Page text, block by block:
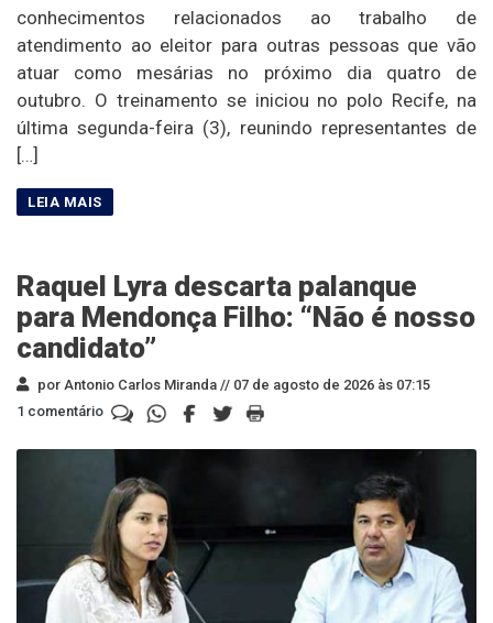
conhecimentos relacionados ao trabalho de
atendimento ao eleitor para outras pessoas que vão
atuar como mesárias no próximo dia quatro de
outubro. O treinamento se iniciou no polo Recife, na
última segunda-feira (3), reunindo representantes de
[…]
Raquel Lyra descarta palanque
para Mendonça Filho: “Não é nosso
candidato”
por Antonio Carlos Miranda // 07 de agosto de 2026 às 07:15
1 comentário